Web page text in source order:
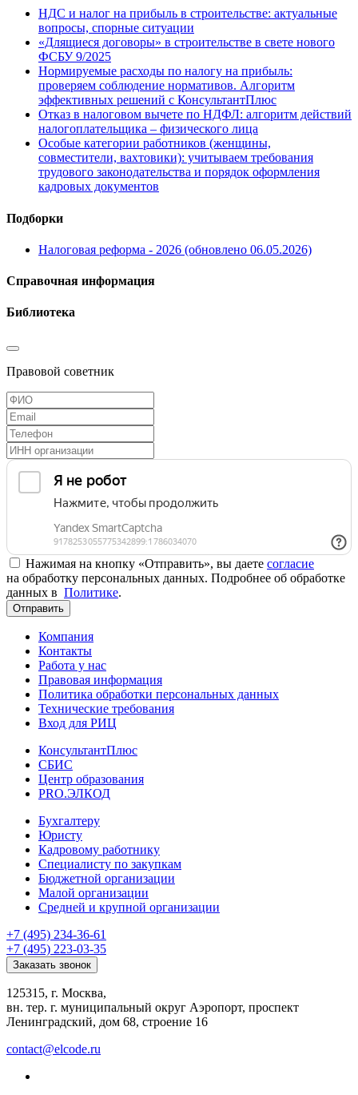
НДС и налог на прибыль в строительстве: актуальные
вопросы, спорные ситуации
«Длящиеся договоры» в строительстве в свете нового
ФСБУ 9/2025
Нормируемые расходы по налогу на прибыль:
проверяем соблюдение нормативов. Алгоритм
эффективных решений с КонсультантПлюс
Отказ в налоговом вычете по НДФЛ: алгоритм действий
налогоплательщика – физического лица
Особые категории работников (женщины,
совместители, вахтовики): учитываем требования
трудового законодательства и порядок оформления
кадровых документов
Подборки
Налоговая реформа - 2026 (обновлено 06.05.2026)
Справочная информация
Библиотека
Правовой советник
Нажимая на кнопку «Отправить», вы даете согласие
на обработку персональных данных. Подробнее об обработке
данных в Политике.
Отправить
Компания
Контакты
Работа у нас
Правовая информация
Политика обработки персональных данных
Технические требования
Вход для РИЦ
КонсультантПлюс
СБИС
Центр образования
PRO.ЭЛКОД
Бухгалтеру
Юристу
Кадровому работнику
Специалисту по закупкам
Бюджетной организации
Малой организации
Средней и крупной организации
+7 (495) 234-36-61
+7 (495) 223-03-35
Заказать звонок
125315, г. Москва,
вн. тер. г. муниципальный округ Аэропорт, проспект
Ленинградский, дом 68, строение 16
contact@elcode.ru